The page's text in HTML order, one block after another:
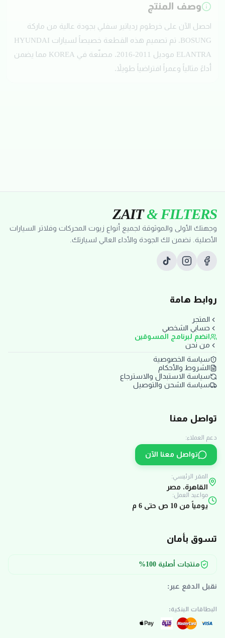
وصف المنتج
احصل الآن على خرطوم ردياتير سفلي بجودة عالية من ماركة
BOSUNG. تم تصميم هذه القطعة خصيصاً لسيارات HYUNDAI
ELANTRA موديل 2011-2016. مصنّعة في KOREA مما يضمن
أداءً مثالياً وعمراً افتراضياً طويلاً.
ZAIT& FILTERS
وجهتك الأولى والموثوقة لجميع أنواع زيوت المحركات وفلاتر السيارات
الأصلية. نضمن لك الجودة والأداء العالي لسيارتك.
روابط هامة
المتجر
حسابي الشخصي
انضم لبرنامج المسوقين
من نحن
سياسة الخصوصية
الشروط والأحكام
سياسة الاستبدال والاسترجاع
سياسة الشحن والتوصيل
تواصل معنا
دعم العملاء:
تواصل معنا الآن
المقر الرئيسي:
القاهرة، مصر
مواعيد العمل:
يومياً من 10 ص حتى 6 م
تسوق بأمان
منتجات أصلية 100%
نقبل الدفع عبر:
البطاقات البنكية: